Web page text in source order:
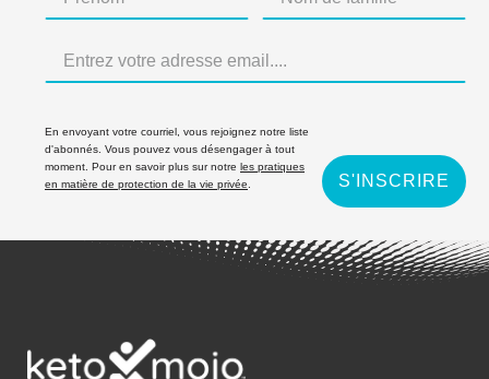
En envoyant votre courriel, vous rejoignez notre liste
d'abonnés. Vous pouvez vous désengager à tout
moment. Pour en savoir plus sur notre les pratiques
en matière de protection de la vie privée
S'INSCRIRE